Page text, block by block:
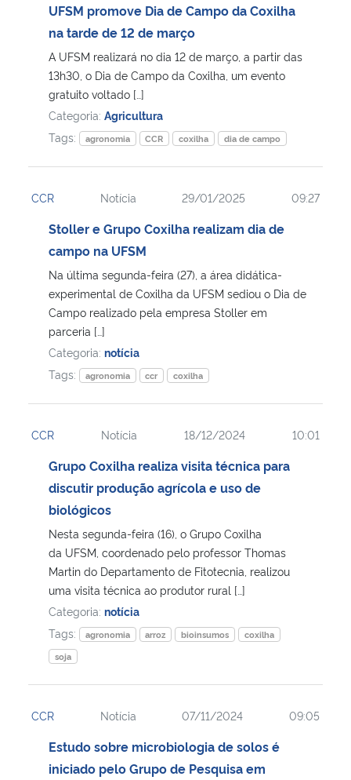
UFSM promove Dia de Campo da Coxilha
na tarde de 12 de março
A UFSM realizará no dia 12 de março, a partir das
13h30, o Dia de Campo da Coxilha, um evento
gratuito voltado […]
Categoria: Agricultura
Tags:
agronomia CCR coxilha dia de campo
CCR Notícia 29/01/2025 09:27
Stoller e Grupo Coxilha realizam dia de
campo na UFSM
Na última segunda-feira (27), a área didática-
experimental de Coxilha da UFSM sediou o Dia de
Campo realizado pela empresa Stoller em
parceria […]
Categoria: notícia
Tags:
agronomia ccr coxilha
CCR Notícia 18/12/2024 10:01
Grupo Coxilha realiza visita técnica para
discutir produção agrícola e uso de
biológicos
Nesta segunda-feira (16), o Grupo Coxilha
da UFSM, coordenado pelo professor Thomas
Martin do Departamento de Fitotecnia, realizou
uma visita técnica ao produtor rural […]
Categoria: notícia
Tags:
agronomia arroz bioinsumos
coxilha
soja
CCR Notícia 07/11/2024 09:05
Estudo sobre microbiologia de solos é
iniciado pelo Grupo de Pesquisa em